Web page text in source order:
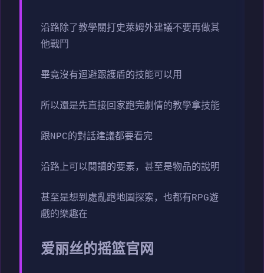
沿路除了教學關打史萊姆外建議不要再做其
他戰鬥
畢竟沒有迴避跟護盾的技能可以用
所以還是先直接回家跑完劇情的教學拿技能
跟NPC的對話建議都要看完
沿路上可以閱讀的要素，甚至是物品的說明
甚至是想到處亂跑地圖探索，也都有RPG遊
戲的樂趣在
爱丽丝的摇篮官网